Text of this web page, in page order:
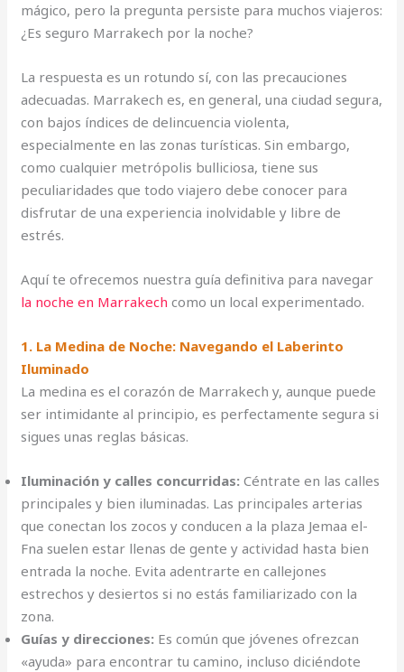
mágico, pero la pregunta persiste para muchos viajeros:
¿Es seguro Marrakech por la noche?
La respuesta es un rotundo sí, con las precauciones
adecuadas. Marrakech es, en general, una ciudad segura,
con bajos índices de delincuencia violenta,
especialmente en las zonas turísticas. Sin embargo,
como cualquier metrópolis bulliciosa, tiene sus
peculiaridades que todo viajero debe conocer para
disfrutar de una experiencia inolvidable y libre de
estrés.
Aquí te ofrecemos nuestra guía definitiva para navegar
la noche en Marrakech como un local experimentado.
1. La Medina de Noche: Navegando el Laberinto
Iluminado
La medina es el corazón de Marrakech y, aunque puede
ser intimidante al principio, es perfectamente segura si
sigues unas reglas básicas.
Iluminación y calles concurridas: Céntrate en las calles
principales y bien iluminadas. Las principales arterias
que conectan los zocos y conducen a la plaza Jemaa el-
Fna suelen estar llenas de gente y actividad hasta bien
entrada la noche. Evita adentrarte en callejones
estrechos y desiertos si no estás familiarizado con la
zona.
Guías y direcciones: Es común que jóvenes ofrezcan
«ayuda» para encontrar tu camino, incluso diciéndote